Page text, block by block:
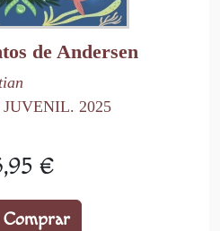
de Andersen
2025
€
Comprar